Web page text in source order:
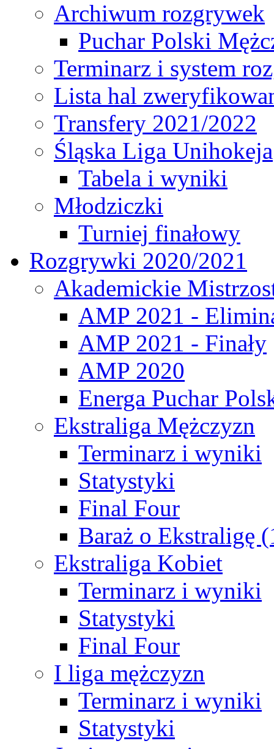
Archiwum rozgrywek
Puchar Polski
Terminarz i system
Lista hal
Transfery 2021/2022
Śląska Liga Unihokeja
Tabela i wyniki
Młodziczki
Turniej finałowy
Rozgrywki 2020/2021
Akademickie
AMP 2021 -
AMP 2021 - Finały
AMP 2020
Energa Puchar
Ekstraliga Mężczyzn
Terminarz i wyniki
Statystyki
Final Four
Baraż o Ekstraligę
Ekstraliga Kobiet
Terminarz i wyniki
Statystyki
Final Four
I liga mężczyzn
Terminarz i wyniki
Statystyki